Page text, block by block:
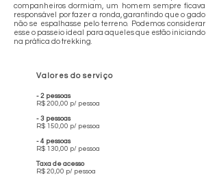
companheiros dormiam, um homem sempre ficava
responsável por fazer a ronda, garantindo que o gado
não se espalhasse pelo terreno. Podemos considerar
esse o passeio ideal para aqueles que estão iniciando
na prática do trekking.
Valores do serviço
- 2 pessoas
R$ 200,00 p/ pessoa
- 3 pessoas
R$ 150,00 p/ pessoa
- 4 pessoas
R$ 130,00 p/ pessoa
Taxa de acesso
R$ 20,00 p/ pessoa